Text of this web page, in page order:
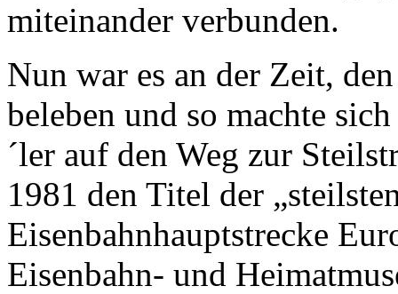
miteinander verbunden.
Nun war es an der Zeit,
beleben und so machte
´ler auf den Weg zur
1981 den Titel der
Eisenbahnhauptstrecke
Eisenbahn- und